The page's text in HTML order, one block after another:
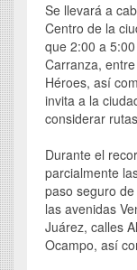
Se llevará a
Centro de la
que 2:00 a
Carranza,
Héroes, así
invita a la
considerar
Durante el
parcialmente
paso seguro
las avenidas
Juárez, calles
Ocampo, así